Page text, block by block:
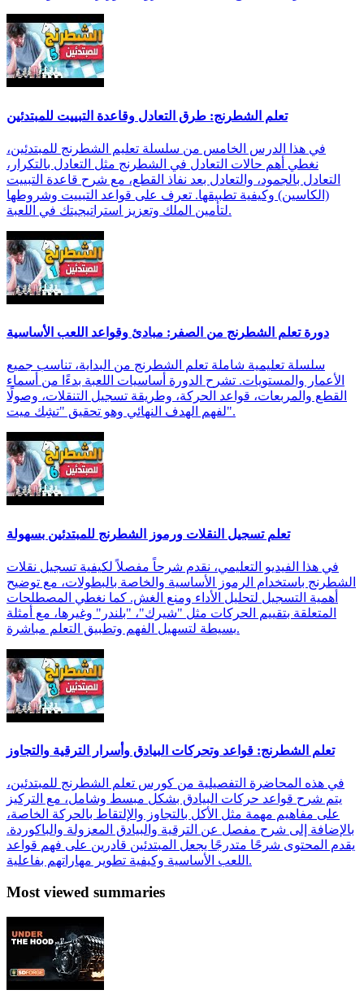
تعلم الشطرنج: طرق التعادل وقاعدة التبييت للمبتدئين
في هذا الدرس الخامس من سلسلة تعليم الشطرنج للمبتدئين،
نغطي أهم حالات التعادل في الشطرنج مثل التعادل بالتكرار،
التعادل بالجمود، والتعادل بعد نفاذ القطع، مع شرح قاعدة التبييت
(الكاسين) وكيفية تطبيقها. تعرف على قواعد التبييت وشروطها
لتأمين الملك وتعزيز استراتيجيتك في اللعبة.
دورة تعلم الشطرنج من الصفر: مبادئ وقواعد اللعب الأساسية
سلسلة تعليمية شاملة تعلم الشطرنج من البداية، تناسب جميع
الأعمار والمستويات. تشرح الدورة أساسيات اللعبة بدءًا من أسماء
القطع والمربعات، قواعد الحركة، وطريقة تسجيل التنقلات، وصولًا
لفهم الهدف النهائي وهو تحقيق "تشِك ميت".
تعلم تسجيل النقلات ورموز الشطرنج للمبتدئين بسهولة
في هذا الفيديو التعليمي، نقدم شرحاً مفصلاً لكيفية تسجيل نقلات
الشطرنج باستخدام الرموز الأساسية والخاصة بالبطولات، مع توضيح
أهمية التسجيل لتحليل الأداء ومنع الغش. كما نغطي المصطلحات
المتعلقة بتقييم الحركات مثل "شيرك"، "بلندر" وغيرها، مع أمثلة
بسيطة لتسهيل الفهم وتطبيق التعلم مباشرة.
تعلم الشطرنج: قواعد وتحركات البيادق وأسرار الترقية والتجاوز
في هذه المحاضرة التفصيلية من كورس تعلم الشطرنج للمبتدئين،
يتم شرح قواعد حركات البيادق بشكل مبسط وشامل، مع التركيز
على مفاهيم مهمة مثل الأكل بالتجاوز والإلتقاط بالحركة الخاصة،
بالإضافة إلى شرح مفصل عن الترقية والبيادق المعزولة والباكوردة.
يقدم المحتوى شرحًا متدرجًا يجعل المبتدئين قادرين على فهم قواعد
اللعب الأساسية وكيفية تطوير مهاراتهم بفاعلية.
Most viewed summaries